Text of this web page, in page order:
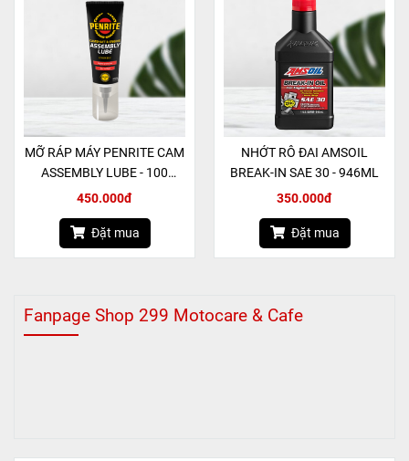
MỠ RÁP MÁY PENRITE CAM
ASSEMBLY LUBE - 100
GRAM
450.000đ
Đặt mua
NHỚT RÔ ĐAI AMSOIL
BREAK-IN SAE 30 - 946ML
350.000đ
Đặt mua
Fanpage Shop 299 Motocare & Cafe